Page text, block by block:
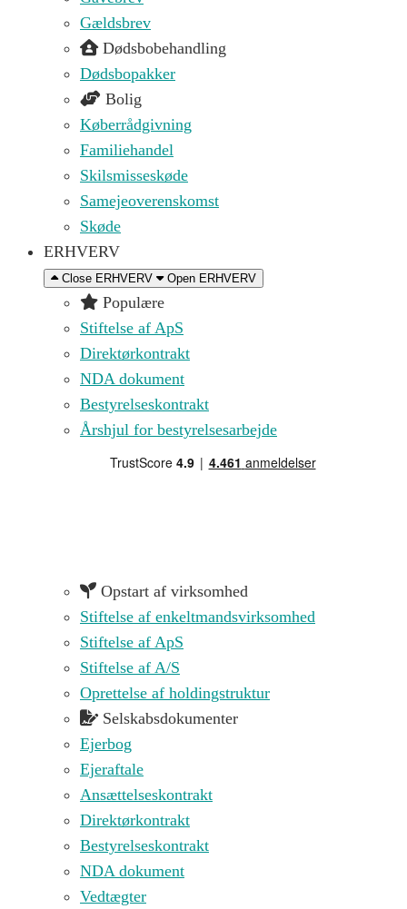
Gældsbrev
Dødsbobehandling
Dødsbopakker
Bolig
Køberrådgivning
Familiehandel
Skilsmisseskøde
Samejeoverenskomst
Skøde
ERHVERV
Close ERHVERV Open ERHVERV
Populære
Stiftelse af ApS
Direktørkontrakt
NDA dokument
Bestyrelseskontrakt
Årshjul for bestyrelsesarbejde
Opstart af virksomhed
Stiftelse af enkeltmandsvirksomhed
Stiftelse af ApS
Stiftelse af A/S
Oprettelse af holdingstruktur
Selskabsdokumenter
Ejerbog
Ejeraftale
Ansættelseskontrakt
Direktørkontrakt
Bestyrelseskontrakt
NDA dokument
Vedtægter